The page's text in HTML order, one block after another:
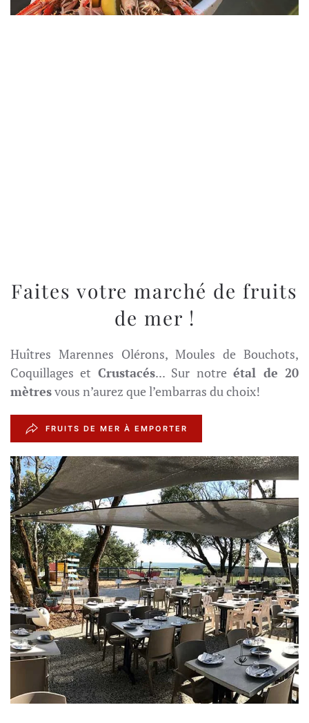
Faites votre marché de fruits
de mer !
Huîtres Marennes Olérons, Moules de Bouchots,
Coquillages et Crustacés... Sur notreétal de 20
mètresvous n’aurez que l’embarras du choix!
FRUITS DE MER À EMPORTER